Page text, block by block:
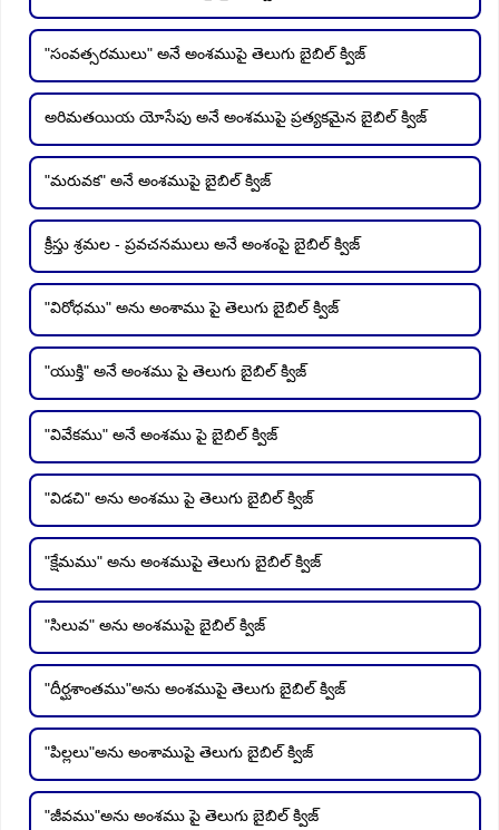
"సంవత్సరములు" అనే అంశముపై తెలుగు బైబిల్ క్విజ్
అరిమతయియ యోసేపు అనే అంశముపై ప్రత్యకమైన బైబిల్ క్విజ్
"మరువక" అనే అంశముపై బైబిల్ క్విజ్
క్రీస్తు శ్రమల - ప్రవచనములు అనే అంశంపై బైబిల్ క్విజ్
"విరోధము" అను అంశాము పై తెలుగు బైబిల్ క్విజ్
"యుక్తి" అనే అంశము పై తెలుగు బైబిల్ క్విజ్
"వివేకము" అనే అంశము పై బైబిల్ క్విజ్
"విడచి" అను అంశము పై తెలుగు బైబిల్ క్విజ్
"క్షేమము" అను అంశముపై తెలుగు బైబిల్ క్విజ్
"సిలువ" అను అంశముపై బైబిల్ క్విజ్
"దీర్ఘశాంతము"అను అంశముపై తెలుగు బైబిల్ క్విజ్
"పిల్లలు"అను అంశాముపై తెలుగు బైబిల్ క్విజ్
"జీవము"అను అంశము పై తెలుగు బైబిల్ క్విజ్